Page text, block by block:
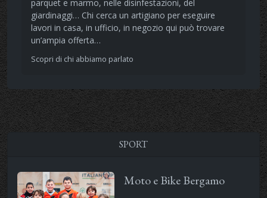
parquet e marmo, nelle disinfestazioni, del
giardinaggi… Chi cerca un artigiano per eseguire
lavori in casa, in ufficio, in negozio qui può trovare
un’ampia offerta…
Scopri di chi abbiamo parlato
SPORT
Moto e Bike Bergamo